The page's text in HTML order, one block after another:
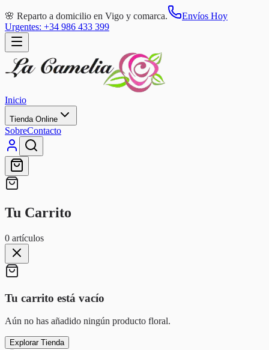
🌸 Reparto a domicilio en Vigo y comarca.
Envíos Hoy
Urgentes: +34 986 433 399
Inicio
Tienda Online
SobreContacto
Tu Carrito
0 artículos
Tu carrito está vacío
Aún no has añadido ningún producto floral.
Explorar Tienda